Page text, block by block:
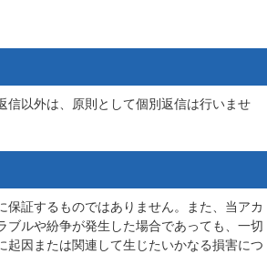
信以外は、原則として個別返信は行いませ
証するものではありません。また、当アカ
ルや紛争が発生した場合であっても、一切
因または関連して生じたいかなる損害につ